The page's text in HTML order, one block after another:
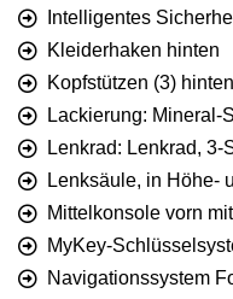
Intelligentes
Kleiderhaken hinten
Kopfstützen (3)
Lackierung: Mineral-
Lenkrad: Lenkrad,
Lenksäule, in Höhe-
Mittelkonsole vorn
MyKey-
Navigationssystem